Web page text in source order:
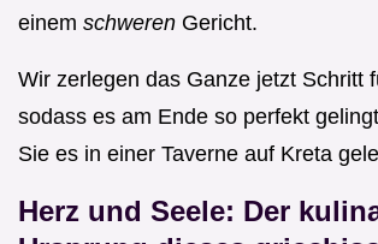
einem schweren Gericht.
Wir zerlegen das Ganze jetzt Schritt
sodass es am Ende so perfekt
Sie es in einer Taverne auf Kreta
Herz und Seele: Der